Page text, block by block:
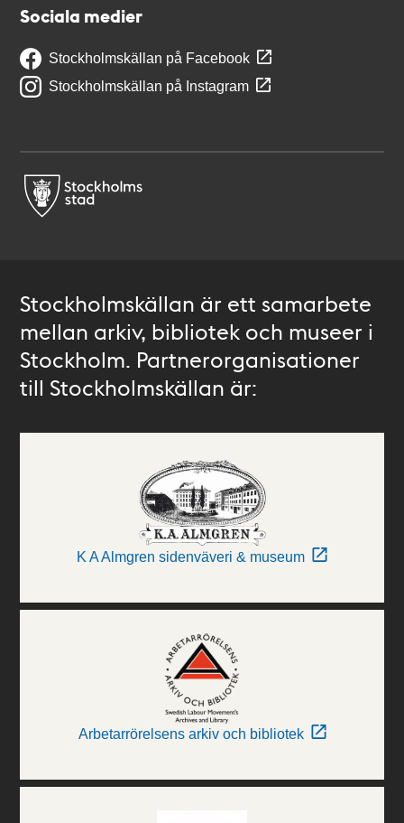
Sociala medier
Stockholmskällan på Facebook
Stockholmskällan på Instagram
Stockholmskällan är ett samarbete
mellan arkiv, bibliotek och museer i
Stockholm. Partnerorganisationer
till Stockholmskällan är:
K A Almgren sidenväveri & museum
Arbetarrörelsens arkiv och bibliotek